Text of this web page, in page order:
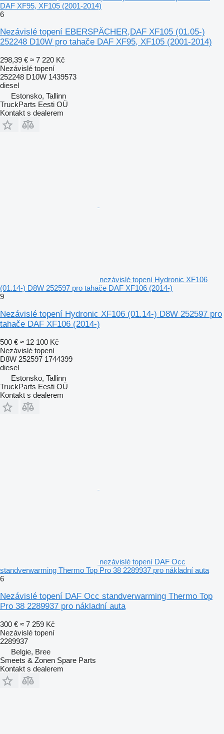
DAF XF95, XF105 (2001-2014)
6
Nezávislé topení EBERSPÄCHER,DAF XF105 (01.05-)
252248 D10W pro tahače DAF XF95, XF105 (2001-2014)
298,39 € ≈ 7 220 Kč
Nezávislé topení
252248 D10W 1439573
diesel
Estonsko, Tallinn
TruckParts Eesti OÜ
Kontakt s dealerem
nezávislé topení Hydronic XF106
(01.14-) D8W 252597 pro tahače DAF XF106 (2014-)
9
Nezávislé topení Hydronic XF106 (01.14-) D8W 252597 pro
tahače DAF XF106 (2014-)
500 € ≈ 12 100 Kč
Nezávislé topení
D8W 252597 1744399
diesel
Estonsko, Tallinn
TruckParts Eesti OÜ
Kontakt s dealerem
nezávislé topení DAF Occ
standverwarming Thermo Top Pro 38 2289937 pro nákladní auta
6
Nezávislé topení DAF Occ standverwarming Thermo Top
Pro 38 2289937 pro nákladní auta
300 € ≈ 7 259 Kč
Nezávislé topení
2289937
Belgie, Bree
Smeets & Zonen Spare Parts
Kontakt s dealerem